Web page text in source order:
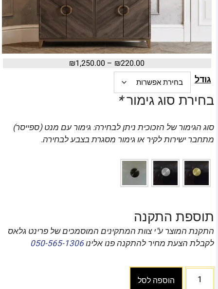
₪220.00
–
₪1,250.00
גודל
בחירת סוג גימור*
סוג הגימור של הזכוכית ניתן לבחירה: גימור עם מנט (ספייסר)
מתחבר ישירות לקיר או גימור מסגרת בצבע לבחירה.
תוספת התקנה
התקנת המוצר ע"י צוות המתקינים המוסמכים של פרינט גלאס
לקבלת הצעת מחיר להתקנה פנו אלינו050-565-1306
הוספה לסל